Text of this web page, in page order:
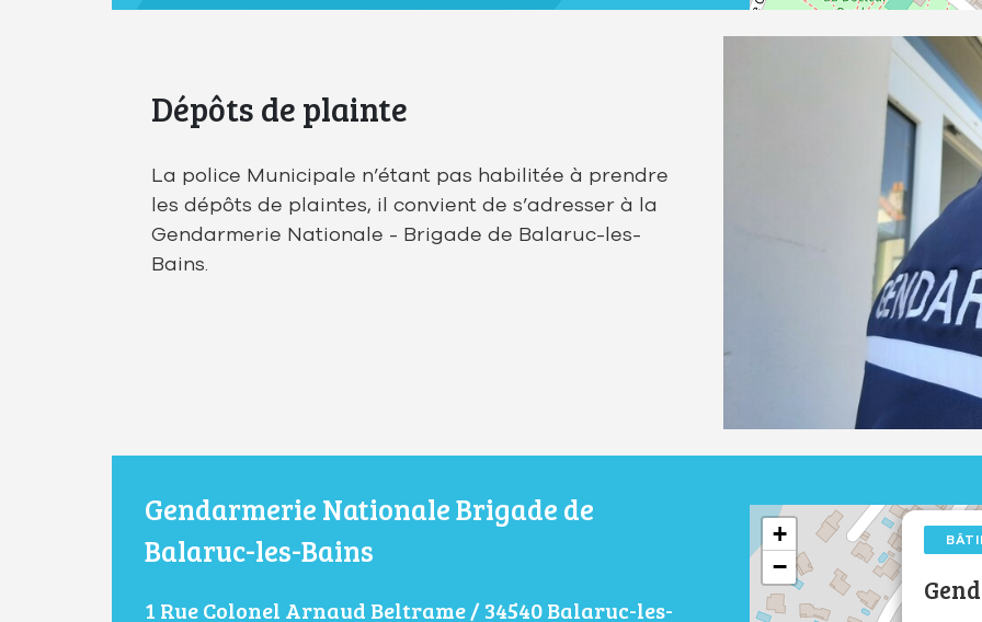
Dépôts de plainte
La police Municipale n’étant pas habilitée à prendre
les dépôts de plaintes, il convient de s’adresser à la
Gendarmerie Nationale - Brigade de Balaruc-les-
Bains.
Gendarmerie Nationale Brigade de
Balaruc-les-Bains
1 Rue Colonel Arnaud Beltrame / 34540 Balaruc-les-
+
−